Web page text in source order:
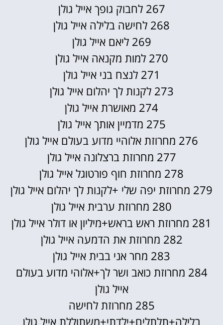
267 לחבוק גופך אייל גולן
268 לחישה בלילה אייל גולן
269 ליאם אייל גולן
270 למות מקנאה אייל גולן
271 לנצח בני אייל גולן
273 לקנות לך יהלום אייל גולן
274 מאושרת אייל גולן
275 מדמיין אותך אייל גולן
276 מחרוזת אלוהיי מדוע בעולם אייל גולן
277 מחרוזת ברצלונה אייל גולן
278 מחרוזת חוף פורטוגל אייל גולן
279 מחרוזת יפה שלי +לקנות לך יהלום אייל גולן
280 מחרוזת ערבית אייל גולן
281 מחרוזת ראש בראש+מיליון או דולר אייל גולן
282 מחרוזת את הדמעה אייל גולן
283 מחר אני בבית אייל גולן
284 מחרוזת כואב ושר לך+אלוהי מדוע בעולם
אייל גולן
285 מחרוזת לחישה
בלילה+תלתלים+ילדתי+משתוללת אייל גולן